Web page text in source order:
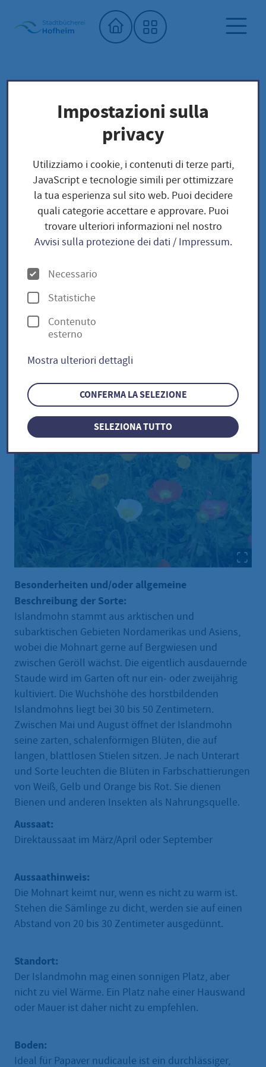
Home"
Biblioteca comunale
Biblioteca dei semi
Unser Saatgut: Aussaat - Ernte -
Kräuter und Blumen
BLUMEN
Islandmohn / Papaver nudicaule
Islandmohn / Papaver
nudicaule
Islandmohn / Papaver nudicaule
Besonderheiten und/oder allgemeine
Beschreibung der Sorte:
Islandmohn stammt aus arktischen und
subarktischen Gebieten Nordamerikas und Asiens,
wobei die Mohnart gerne auf Bergwiesen und
zwischen Geröll wächst. Die eigentlich ausdauernde
Staude wird im Garten oft nur ein- oder zweijährig
kultiviert. Die Wuchshöhe des horstbildenden
Islandmohns liegt bei 30 bis 50 Zentimetern.
Zwischen Mai und August öffnet der Islandmohn
seine zarten, schalenförmigen Blüten, die auf
langen, blattlosen Stielen sitzen. Je nach Unterart
und Sorte leuchten die Blüten in Farbschattierungen
von Weiß, Gelb und Orange bis Rot. Sie dienen
Bienen und anderen Insekten als Nahrungsquelle.
Aussaat:
Direktaussaat im März/April oder September
Aussaathinweis:
Die Mohnart keimt nur, wenn es nicht zu warm ist.
Stehen die Sämlinge zu dicht, werden sie auf einen
Abstand von 20 bis 30 Zentimeter ausgedünnt.
Standort:
Der Islandmohn mag einen sonnigen Platz, aber
nicht zu viel Wärme. Ein Platz nahe einer Hauswand
oder Mauer ist daher nicht zu empfehlen.
Boden:
Ideal für Papaver nudicaule ist ein durchlässiger,
Impostazioni sulla
privacy
Utilizziamo i cookie, i contenuti di terze parti,
JavaScript e tecnologie simili per ottimizzare
la tua esperienza sul sito web. Puoi decidere
quali categorie accettare e approvare. Puoi
trovare ulteriori informazioni nel nostro
Avvisi sulla protezione dei dati/ Impressum.
O
p
z
i
n
Necessario
Statistiche
Contenuto
esterno
Mostra ulteriori dettagli
CONFERMA LA SELEZIONE
SELEZIONA TUTTO